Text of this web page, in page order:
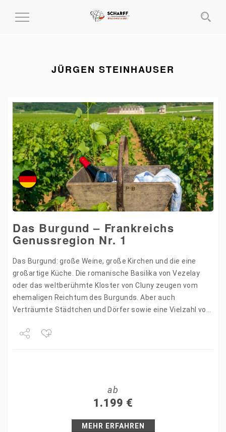
MENÜ
JÜRGEN STEINHAUSER
Das Burgund – Frankreichs
Genussregion Nr. 1
Das Burgund: große Weine, große Kirchen und die eine
großartige Küche. Die romanische Basilika von Vezelay
oder das weltberühmte Kloster von Cluny zeugen vom
ehemaligen Reichtum des Burgunds. Aber auch
Verträumte Städtchen und Dörfer sowie eine Vielzahl von
ab
1.199 €
MEHR ERFAHREN